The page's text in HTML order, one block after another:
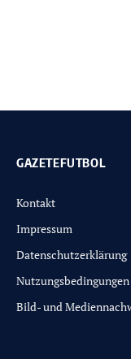
GAZETEFUTBOL
Kontakt
Impressum
Datenschutzerklärung
Nutzungsbedingungen
Bild- und